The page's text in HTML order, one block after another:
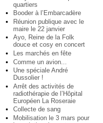
quartiers
Booder à l’Embarcadère
Réunion publique avec le
maire le 22 janvier
Ayo, Reine de la Folk
douce et cosy en concert
Les marchés en fête
Comme un avion...
Une spéciale André
Dussolier !
Arrêt des activités de
radiothérapie de l’Hôpital
Européen La Roseraie
Collecte de sang
Mobilisation le 3 mars pour